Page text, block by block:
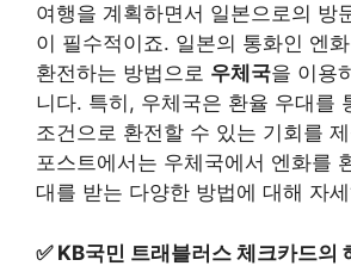
여행을 계획하면서 일본으로의 방
이 필수적이죠. 일본의 통화인 엔
환전하는 방법으로 우체국을 이용
니다. 특히, 우체국은 환율 우대를
조건으로 환전할 수 있는 기회를
포스트에서는 우체국에서 엔화를
대를 받는 다양한 방법에 대해 자
✅ KB국민 트래블러스 체크카드의